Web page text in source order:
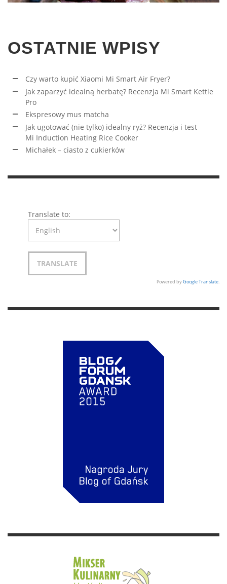
OSTATNIE WPISY
Czy warto kupić Xiaomi Mi Smart Air Fryer?
Jak zaparzyć idealną herbatę? Recenzja Mi Smart Kettle
Pro
Ekspresowy mus matcha
Jak ugotować (nie tylko) idealny ryż? Recenzja i test
Mi Induction Heating Rice Cooker
Michałek – ciasto z cukierków
Translate to:
Powered byGoogle Translate.